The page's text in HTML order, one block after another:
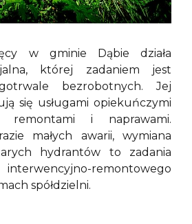
w gminie Dąbie działa
której zadaniem jest
bezrobotnych. Jej
się usługami opiekuńczymi
remontami i naprawami.
małych awarii, wymiana
hydrantów to zadania
remontowego
spółdzielni.